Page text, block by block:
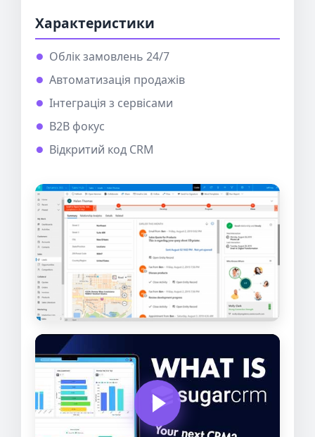
Характеристики
Облік замовлень 24/7
Автоматизація продажів
Інтеграція з сервісами
B2B фокус
Відкритий код CRM